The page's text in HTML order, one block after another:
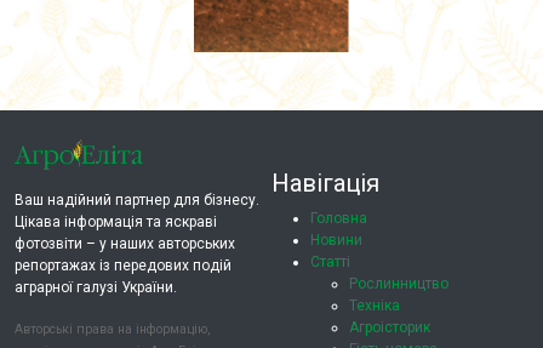
Ваш надійний партнер для бізнесу.
Цікава інформація та яскраві
фотозвіти – у наших авторських
репортажах із передових подій
аграрної галузі України.
Авторські права на інформацію,
Навігація
Головна
Новини
Статті
Рослинництво
Техніка
Агроісторик